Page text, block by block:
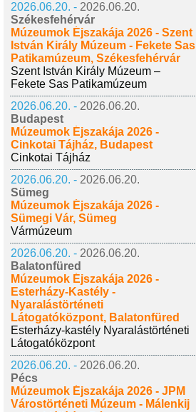
2026.06.20. - 2026.06.20.
Székesfehérvár
Múzeumok Éjszakája 2026 - Szent
István Király Múzeum - Fekete Sas
Patikamúzeum, Székesfehérvár
Szent István Király Múzeum –
Fekete Sas Patikamúzeum
2026.06.20. - 2026.06.20.
Budapest
Múzeumok Éjszakája 2026 -
Cinkotai Tájház, Budapest
Cinkotai Tájház
2026.06.20. - 2026.06.20.
Sümeg
Múzeumok Éjszakája 2026 -
Sümegi Vár, Sümeg
Vármúzeum
2026.06.20. - 2026.06.20.
Balatonfüred
Múzeumok Éjszakája 2026 -
Esterházy-Kastély -
Nyaralástörténeti
Látogatóközpont, Balatonfüred
Esterházy-kastély Nyaralástörténeti
Látogatóközpont
2026.06.20. - 2026.06.20.
Pécs
Múzeumok Éjszakája 2026 - JPM
Várostörténeti Múzeum - Málenkij